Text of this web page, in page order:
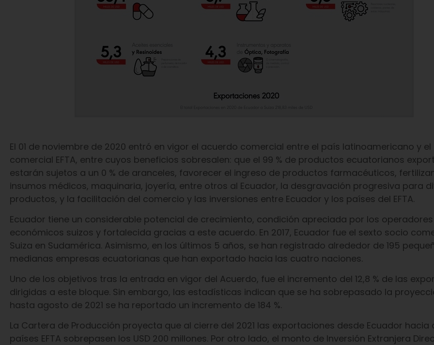
El 01 de noviembre de 2020 entró en vigor el acuerdo comercial entre el país latinoamericano y
comercial EFTA, entre cuyos beneficios sobresalen: que el 99 % de productos ecuatorianos
estarán sujetos a un 0 % de aranceles, favorecer el ingreso de productos farmacéuticos,
insumos médicos, maquinaria, joyería, entre otros al Ecuador, la desgravación progresiva para
productos, y la facilitación del comercio y las inversiones entre Ecuador y los países del EFTA.
Ecuador tiene un considerable potencial de crecimiento, condición apreciada por los operadores
económicos suizos y fortalecida gracias a este acuerdo. En 2017, Ecuador fue el sexto socio
Suiza en Sudamérica. Asimismo, en los últimos 5 años, se han registrado alrededor de 195
medianas empresas ecuatorianas que han exportado hacia las cuatro naciones.
Uno de los objetivos tras la entrada en vigor del Acuerdo, fue el incremento del 12,8 % de las
dirigidas a este bloque. Sin embargo, las estadísticas indican que se ha sobrepasado la
hasta agosto de 2021 se ha reportado un incremento de 184 %.
La Cartera de Producción proyecta que al cierre del 2021 las exportaciones desde Ecuador hacia
países EFTA sobrepasen los USD 200 millones. Por otro lado, el monto de Inversión Extranjera